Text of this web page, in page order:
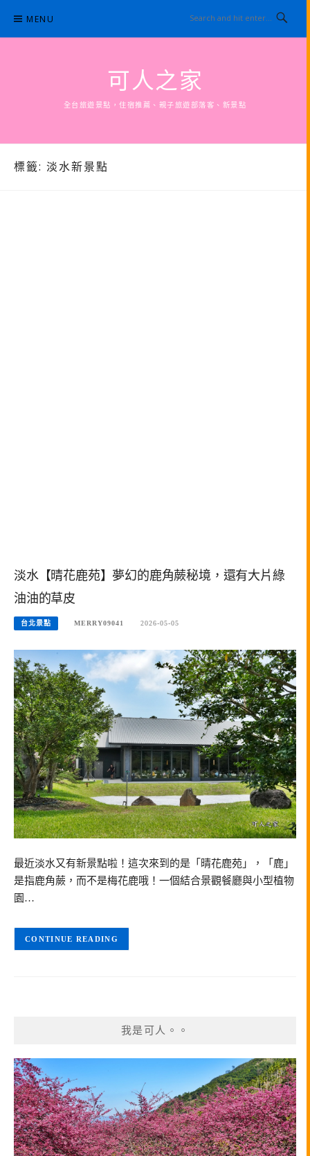
content
MENU
可人之家
全台旅遊景點，住宿推薦、親子旅遊部落客、新景點
標籤: 淡水新景點
淡水【晴花鹿苑】夢幻的鹿角蕨秘境，還有大片綠
油油的草皮
台北景點 MERRY09041 2026-05-05
最近淡水又有新景點啦！這次來到的是「晴花鹿苑」，「鹿」
是指鹿角蕨，而不是梅花鹿哦！一個結合景觀餐廳與小型植物
園…
CONTINUE READING
我是可人。。